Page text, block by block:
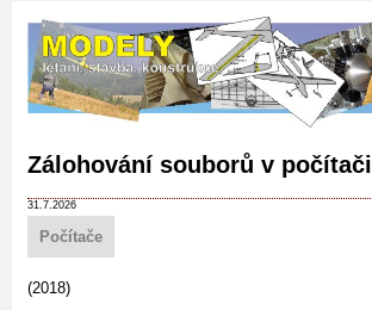
Zálohování souborů v počítači
31.7.2026
Počítače
(2018)